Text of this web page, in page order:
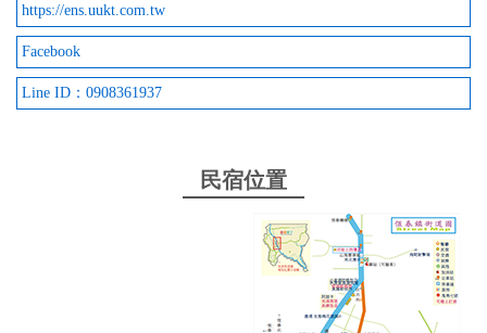
https://ens.uukt.com.tw
Facebook
Line ID：0908361937
民宿位置